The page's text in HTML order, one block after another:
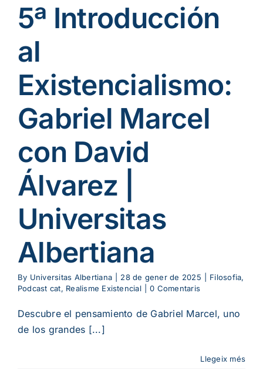
Existencial
5ª Introducción
al
Existencialismo:
Gabriel Marcel
con David
Álvarez |
Universitas
Albertiana
By Universitas Albertiana 28 de gener de 2025 Filosofia,
Podcast cat, Realisme Existencial 0 Comentaris
Descubre el pensamiento de Gabriel Marcel, uno
de los grandes [...]
Llegeix més